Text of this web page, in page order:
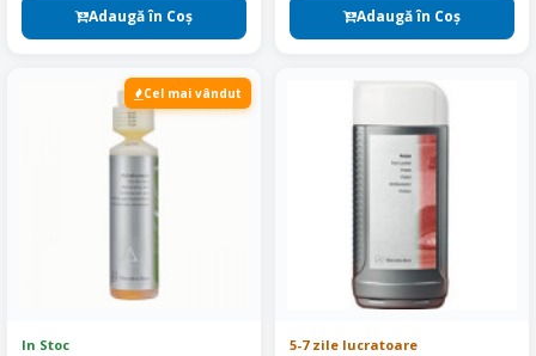
Adaugă în Coş Adaugă în Coş
Cel mai vândut
In Stoc 5-7 zile lucratoare